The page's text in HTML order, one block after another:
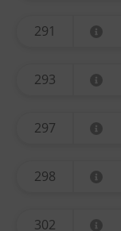
291
293
297
298
302